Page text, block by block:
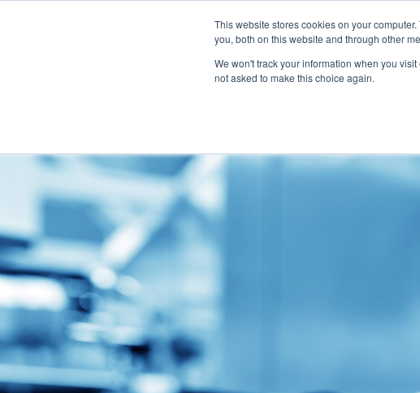
This website stores cookies on your
you, both on this website and through other
We won't track your information when you
not asked to make this choice again.
Localizzatore di concessionari Centro